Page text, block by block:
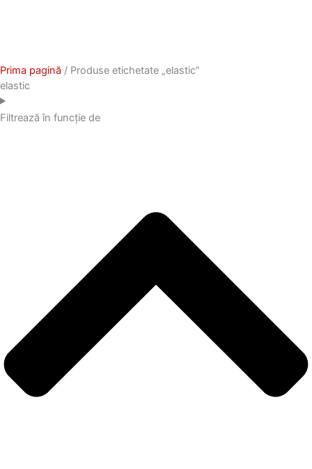
Prima pagină / Produse etichetate „elastic”
elastic
Filtrează în funcție de